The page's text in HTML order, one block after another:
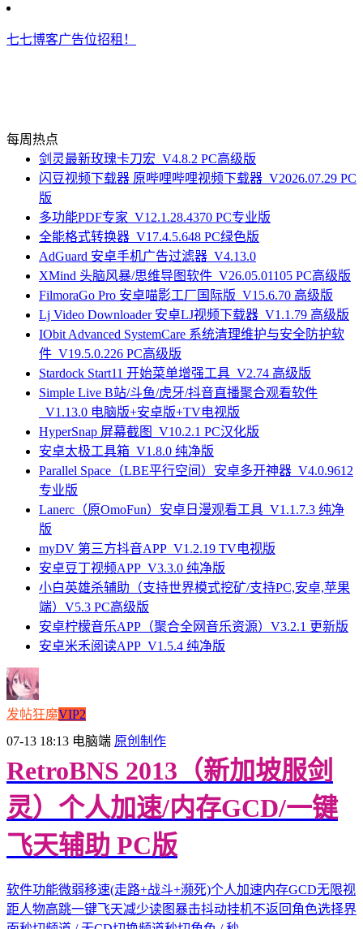
七七博客广告位招租！
每周热点
剑灵最新玫瑰卡刀宏_V4.8.2 PC高级版
闪豆视频下载器 原哔哩哔哩视频下载器_V2026.07.29 PC
版
多功能PDF专家_V12.1.28.4370 PC专业版
全能格式转换器_V17.4.5.648 PC绿色版
AdGuard 安卓手机广告过滤器_V4.13.0
XMind 头脑风暴/思维导图软件_V26.05.01105 PC高级版
FilmoraGo Pro 安卓喵影工厂国际版_V15.6.70 高级版
Lj Video Downloader 安卓LJ视频下载器_V1.1.79 高级版
IObit Advanced SystemCare 系统清理维护与安全防护软
件_V19.5.0.226 PC高级版
Stardock Start11 开始菜单增强工具_V2.74 高级版
Simple Live B站/斗鱼/虎牙/抖音直播聚合观看软件
_V1.13.0 电脑版+安卓版+TV电视版
HyperSnap 屏幕截图_V10.2.1 PC汉化版
安卓太极工具箱_V1.8.0 纯净版
Parallel Space（LBE平行空间）安卓多开神器_V4.0.9612
专业版
Lanerc（原OmoFun）安卓日漫观看工具_V1.1.7.3 纯净
版
myDV 第三方抖音APP_V1.2.19 TV电视版
安卓豆丁视频APP_V3.3.0 纯净版
小白英雄杀辅助（支持世界模式挖矿/支持PC,安卓,苹果
端）V5.3 PC高级版
安卓柠檬音乐APP（聚合全网音乐资源）V3.2.1 更新版
安卓米禾阅读APP_V1.5.4 纯净版
发帖狂魔VIP2
07-13 18:13 电脑端 原创制作
RetroBNS 2013（新加坡服剑
灵）个人加速/内存GCD/一键
飞天辅助 PC版
软件功能微弱移速(走路+战斗+濒死)个人加速内存GCD无限视
距人物高跳一键飞天减少读图暴击抖动挂机不返回角色选择界